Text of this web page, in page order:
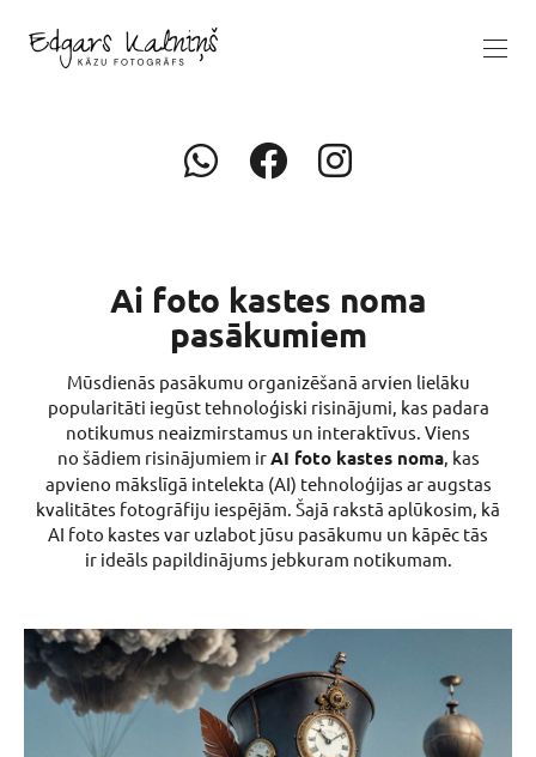
Ai foto kastes noma
pasākumiem
Mūsdienās pasākumu organizēšanā arvien lielāku
popularitāti iegūst tehnoloģiski risinājumi, kas padara
notikumus neaizmirstamus un interaktīvus. Viens
no šādiem risinājumiem irAI foto kastes noma, kas
apvieno mākslīgā intelekta (AI) tehnoloģijas ar augstas
kvalitātes fotogrāfiju iespējām. Šajā rakstā aplūkosim, kā
AI foto kastes var uzlabot jūsu pasākumu un kāpēc tās
ir ideāls papildinājums jebkuram notikumam.